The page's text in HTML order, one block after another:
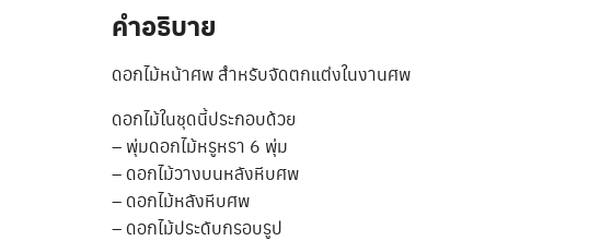
คำอธิบาย
ดอกไม้หน้าศพ สำหรับจัดตกแต่งในงานศพ
ดอกไม้ในชุดนี้ประกอบด้วย
– พุ่มดอกไม้หรูหรา 6 พุ่ม
– ดอกไม้วางบนหลังหีบศพ
– ดอกไม้หลังหีบศพ
– ดอกไม้ประดับกรอบรูป